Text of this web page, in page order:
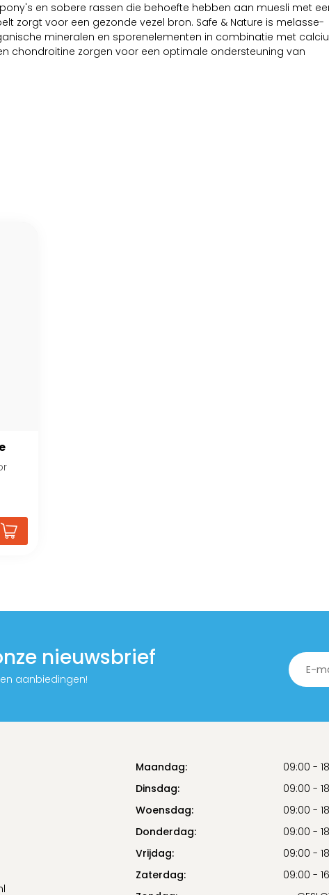
en sobere rassen die behoefte hebben aan muesli met
zorgt voor een gezonde vezel bron. Safe & Nature is melasse-
mineralen en sporenelementen in combinatie met
chondroitine zorgen voor een optimale ondersteuning van
nieuwsbrief
aanbiedingen!
Maandag:
09:00 -
Dinsdag:
09:00 -
Woensdag:
09:00 -
Donderdag:
09:00 -
Vrijdag:
09:00 -
Zaterdag:
09:00 -